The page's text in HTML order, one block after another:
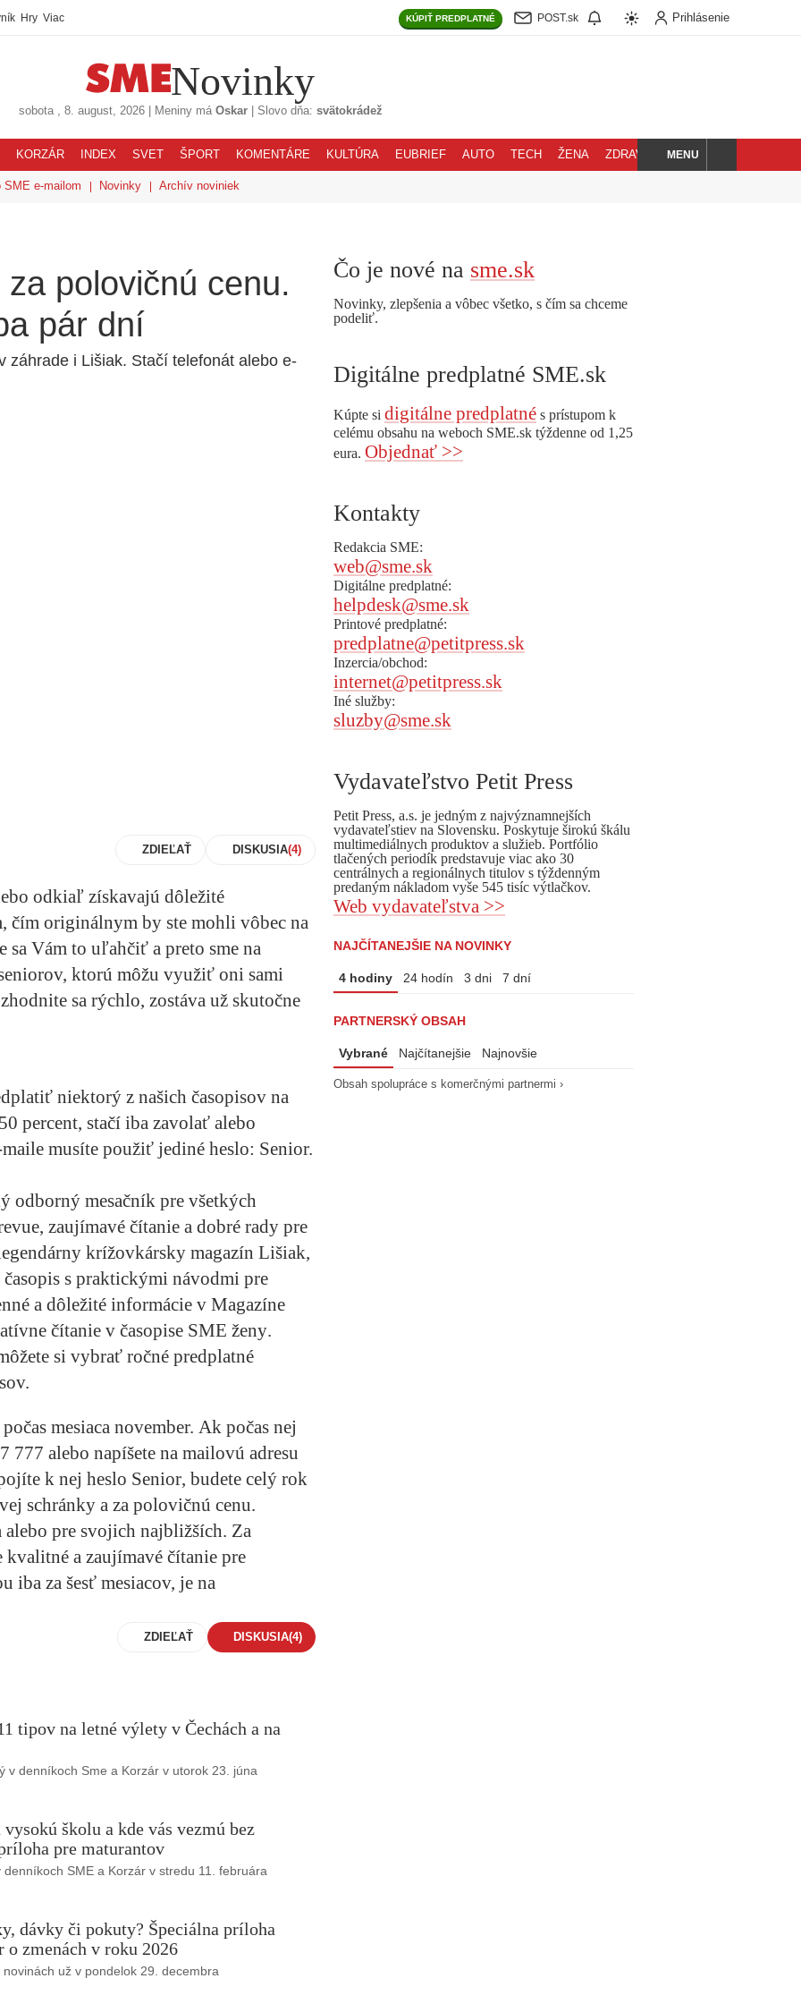
Hry Viac KÚPIŤ PREDPLATNÉ POST.sk Prihlásenie
Novinky
sobota , 8. august, 2026| Meniny má Oskar| Slovo dňa: svätokrádež
KORZÁR INDEX SVET ŠPORT KOMENTÁRE KULTÚRA EUBRIEF AUTO TECH ŽENA ZDRAVIE BLOG
HĽADAJMENU
SME e-mailom Novinky Archív noviniek
polovičnú cenu.
pár dní
záhrade i Lišiak. Stačí telefonát alebo e-
ZDIEĽAŤ DISKUSIA
odkiaľ získavajú dôležité
čím originálnym by ste mohli vôbec na
sa Vám to uľahčiť a preto sme na
ktorú môžu využiť oni sami
sa rýchlo, zostáva už skutočne
niektorý z našich časopisov na
percent, stačí iba zavolať alebo
musíte použiť jediné heslo: Senior.
odborný mesačník pre všetkých
, zaujímavé čítanie a dobré rady pre
krížovkársky magazín Lišiak,
s praktickými návodmi pre
a dôležité informácie v Magazíne
čítanie v časopise SME ženy.
si vybrať ročné predplatné
mesiaca november. Ak počas nej
777 alebo napíšete na mailovú adresu
k nej heslo Senior, budete celý rok
schránky a za polovičnú cenu.
pre svojich najbližších. Za
a zaujímavé čítanie pre
iba za šesť mesiacov, je na
ZDIEĽAŤ DISKUSIA(4)
tipov na letné výlety v Čechách a na
v denníkoch Sme a Korzár v utorok 23. júna
školu a kde vás vezmú bez
pre maturantov
SME a Korzár v stredu 11. februára
dávky či pokuty? Špeciálna príloha
zmenách v roku 2026
už v pondelok 29. decembra
Čo je nové na sme.sk
Novinky, zlepšenia a vôbec všetko, s čím sa chceme
podeliť.
Digitálne predplatné SME.sk
Kúpte si digitálne predplatné s prístupom k
celému obsahu na weboch SME.sk týždenne od 1,25
eura. Objednať >>
Kontakty
Redakcia SME:
web@sme.sk
Digitálne predplatné:
helpdesk@sme.sk
Printové predplatné:
predplatne@petitpress.sk
Inzercia/obchod:
internet@petitpress.sk
Iné služby:
sluzby@sme.sk
Vydavateľstvo Petit Press
Petit Press, a.s. je jedným z najvýznamnejších
vydavateľstiev na Slovensku. Poskytuje širokú škálu
multimediálnych produktov a služieb. Portfólio
tlačených periodík predstavuje viac ako 30
centrálnych a regionálnych titulov s týždenným
predaným nákladom vyše 545 tisíc výtlačkov.
Web vydavateľstva >>
NAJČÍTANEJŠIE NA NOVINKY
4 hodiny 24 hodín 3 dni 7 dní
PARTNERSKÝ OBSAH
Vybrané Najčítanejšie Najnovšie
Obsah spolupráce s komerčnými partnermi ›